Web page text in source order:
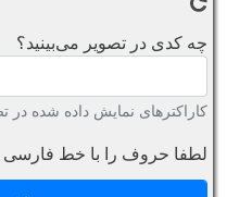
چه کدی در تصویر می‌بینید؟
کاراکترهای نمایش داده شده در
لطفا حروف را با خط فارسی و